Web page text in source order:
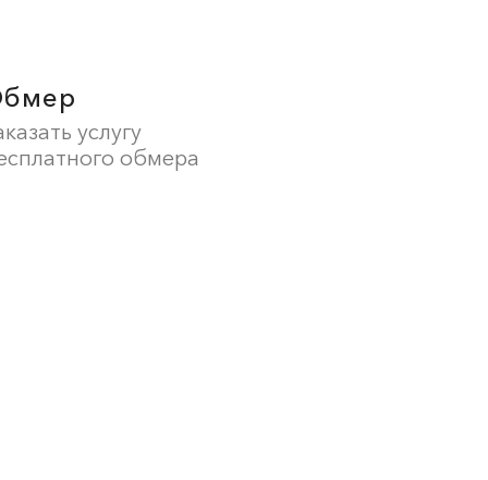
услугу
обмера